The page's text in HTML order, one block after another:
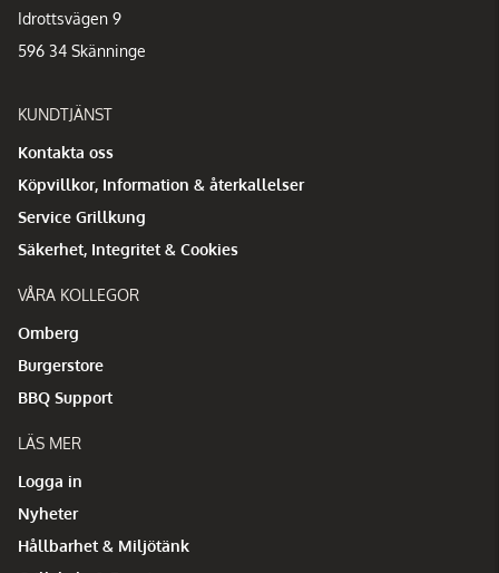
Idrottsvägen 9
596 34 Skänninge
KUNDTJÄNST
Kontakta oss
Köpvillkor, Information & återkallelser
Service Grillkung
Säkerhet, Integritet & Cookies
VÅRA KOLLEGOR
Omberg
Burgerstore
BBQ Support
LÄS MER
Logga in
Nyheter
Hållbarhet & Miljötänk